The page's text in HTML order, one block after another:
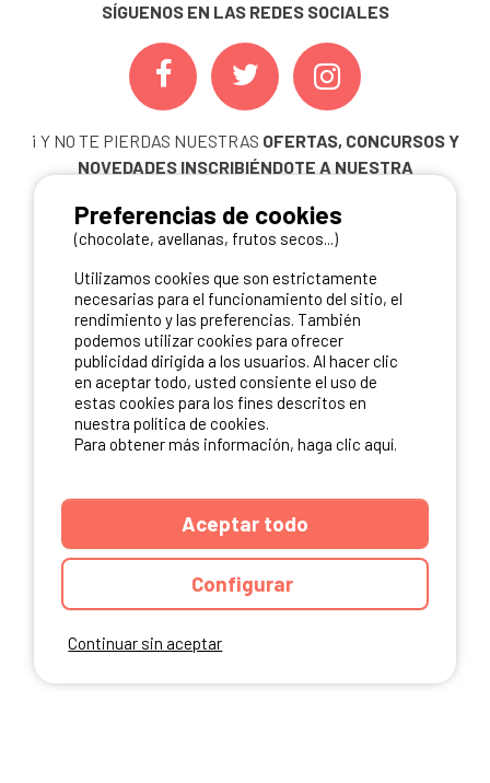
SÍGUENOS EN LAS REDES SOCIALES
¡ Y NO TE PIERDAS NUESTRAS OFERTAS, CONCURSOS Y
NOVEDADES INSCRIBIÉNDOTE A NUESTRA
ME INSCRIBO
NUESTROS PARTNERS
Continuar sin aceptar
Preferencias de cookies
(chocolate, avellanas, frutos secos...)
Utilizamos cookies que son estrictamente
necesarias para el funcionamiento del sitio, el
rendimiento y las preferencias. También
podemos utilizar cookies para ofrecer
publicidad dirigida a los usuarios. Al hacer clic
en aceptar todo, usted consiente el uso de
estas cookies para los fines descritos en
nuestra política de cookies.
Para obtener más información, haga clic aquí.
Aceptar todo
Configurar